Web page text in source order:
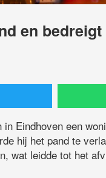
en
Eindhoven een
hij het pand te
wat leidde tot het